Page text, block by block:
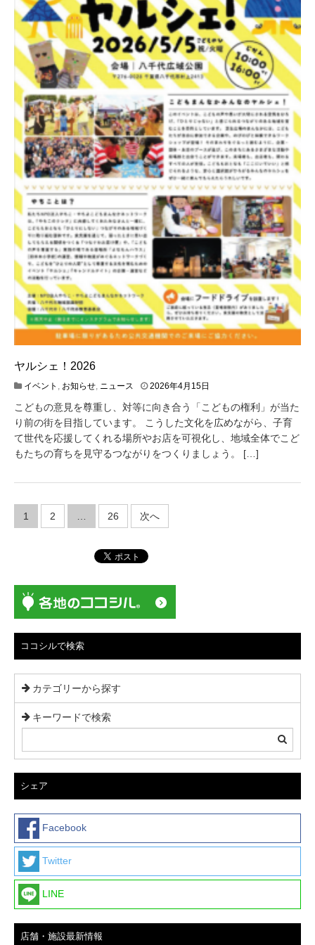
ヤルシェ！2026
イベント お知らせ ニュース 2026年4月15日
2
6
年
4
月
5
こどもの意見を尊重し、対等に向き合う「こどもの権利」が当た
り前の街を目指しています。 こうした文化を広めながら、子育
て世代を応援してくれる場所やお店を可視化し、地域全体でこど
もたちの育ちを見守るつながりをつくりましょう。 […]
投
稿
ゲ
ー
シ
ョ
ン
1 2 26 次へ
ココシルで検索
カテゴリーから探す
キーワードで検索
シェア
Facebook
Twitter
LINE
店舗・施設最新情報